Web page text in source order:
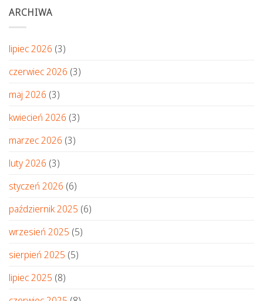
ARCHIWA
lipiec 2026 (3)
czerwiec 2026 (3)
maj 2026 (3)
kwiecień 2026 (3)
marzec 2026 (3)
luty 2026 (3)
styczeń 2026 (6)
październik 2025 (6)
wrzesień 2025 (5)
sierpień 2025 (5)
lipiec 2025 (8)